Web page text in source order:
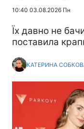
10:40 03.08.2026 Пн
Їх давно не
поставила
КАТЕРИНА